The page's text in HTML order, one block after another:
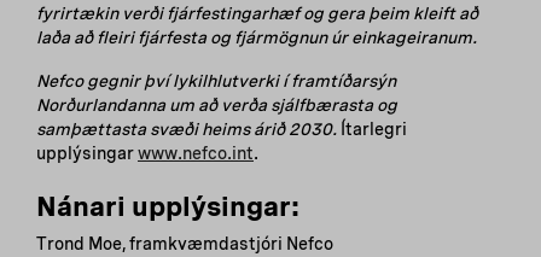
fyrirtækin verði fjárfestingarhæf og gera þeim kleift að
laða að fleiri fjárfesta og fjármögnun úr einkageiranum.
Nefco gegnir því lykilhlutverki í framtíðarsýn
Norðurlandanna um að verða sjálfbærasta og
samþættasta svæði heims árið 2030. Ítarlegri
upplýsingarwww.nefco.int.
Nánari upplýsingar:
Trond Moe, framkvæmdastjóri Nefco